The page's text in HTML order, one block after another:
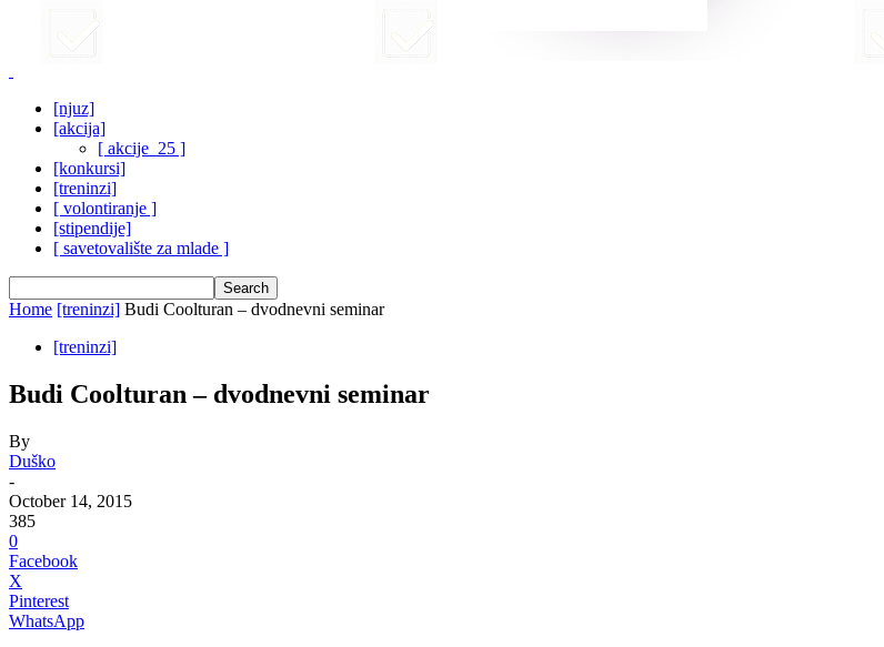
[njuz]
[akcija]
[ akcije_25 ]
[konkursi]
[treninzi]
[ volontiranje ]
[stipendije]
[ savetovalište za mlade ]
Home [treninzi] Budi Coolturan – dvodnevni seminar
[treninzi]
Budi Coolturan – dvodnevni seminar
By
Duško
-
October 14, 2015
385
0
Facebook
X
Pinterest
WhatsApp